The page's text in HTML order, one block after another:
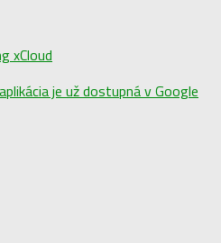
je už dostupná v Google